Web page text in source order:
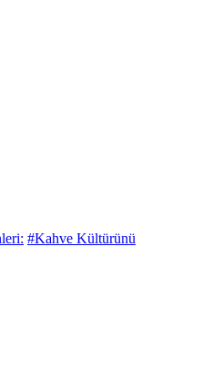
#Kahve Kültürünü